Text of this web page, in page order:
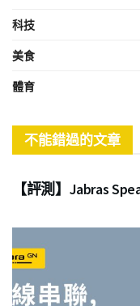
科技
美食
體育
不能錯過的文章
商業
【評測】Jabras